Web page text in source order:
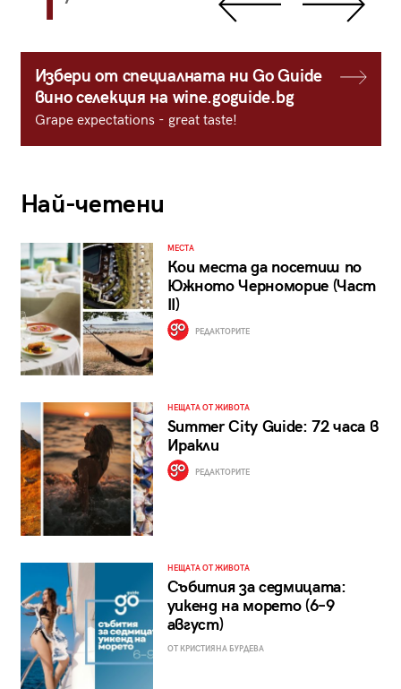
Избери от специалната ни Go Guide
вино селекция на wine.goguide.bg
Grape expectations - great taste!
Най-четени
МЕСТА
Кои места да посетиш по
Южното Черноморие (Част
II)
РЕДАКТОРИТЕ
НЕЩАТА ОТ ЖИВОТА
Summer City Guide: 72 часа в
Иракли
РЕДАКТОРИТЕ
НЕЩАТА ОТ ЖИВОТА
Събития за седмицата:
уикенд на морето (6–9
август)
ОТ КРИСТИЯНА БУРДЕВА